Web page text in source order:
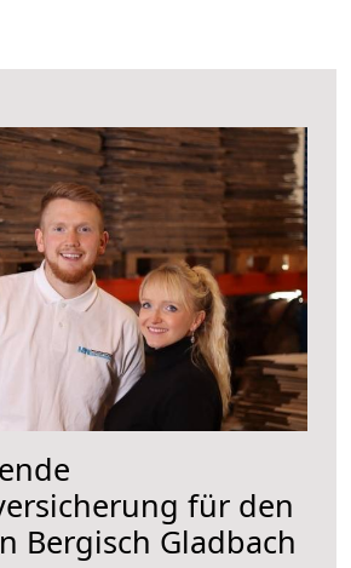
für den
Bergisch Gladbach